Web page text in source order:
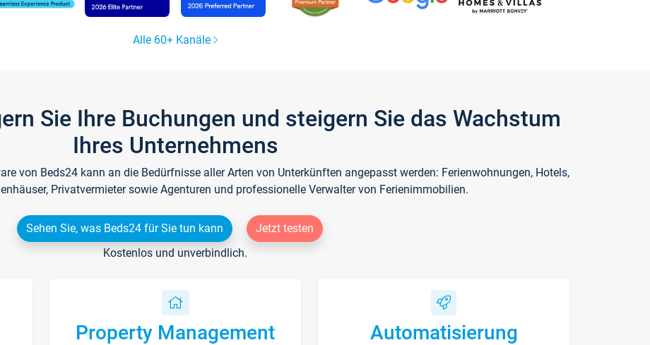
Alle 60+ Kanäle
Sie Ihre Buchungen und steigern Sie das Wachstum
Ihres Unternehmens
von Beds24 kann an die Bedürfnisse aller Arten von Unterkünften angepasst werden: Ferienwohnungen, Hotels,
Privatvermieter sowie Agenturen und professionelle Verwalter von Ferienimmobilien.
Sehen Sie, was Beds24 für Sie tun kann
Jetzt testen
Kostenlos und unverbindlich.
Property Management Automatisierung